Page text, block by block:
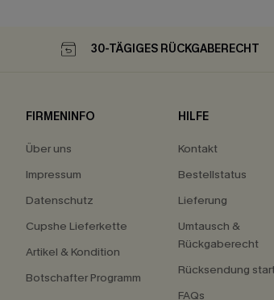
30-TÄGIGES RÜCKGABERECHT
FIRMENINFO
Über uns
Impressum
Datenschutz
Cupshe Lieferkette
Artikel & Kondition
Botschafter Programm
HILFE
Kontakt
Bestellstatus
Lieferung
Umtausch &
Rückgaberecht
Rücksendung
FAQs